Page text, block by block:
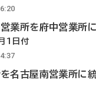
業所を府中営業所
1日付
名古屋南営業所に